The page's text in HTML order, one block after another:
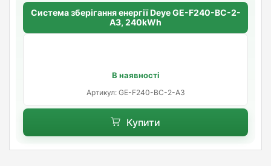
Система зберігання енергії Deye GE-F240-BC-2-
A3, 240kWh
В наявності
Артикул: GE-F240-BC-2-A3
Купити